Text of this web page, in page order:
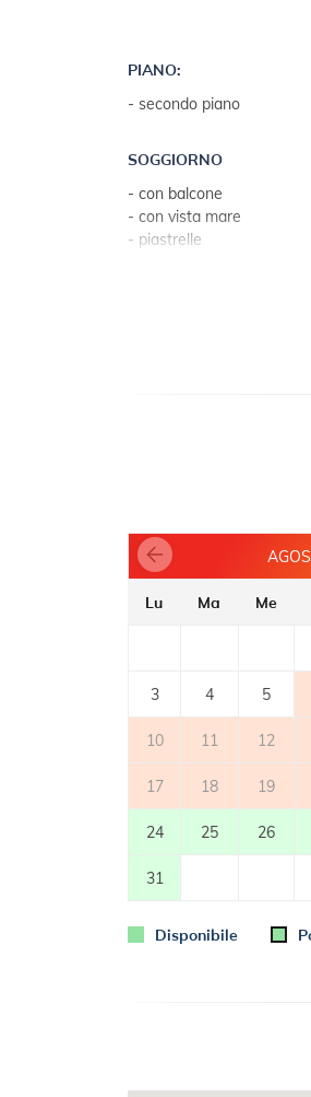
PIANO:
- secondo piano
SOGGIORNO
- con balcone
- con vista mare
- piastrelle
- frigorifero con frizeer:
- forno a microonde
BALCONE
- balcone con vista mare
- tavoli e sedie sul balcone
- superficie del balcone:
SPAZIO ESTERNO
- parcheggio: 1
Lu Ma Me
3 4 5
10 11 12
17 18 19
24 25 26
31
Disponibile